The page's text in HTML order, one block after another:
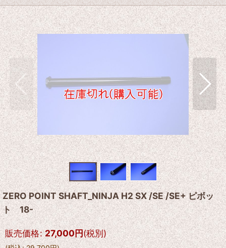
ZERO POINT SHAFT_NINJA H2 SX /SE /SE+ ピボッ
ト 18-
販売価格: 27,000円(税別)